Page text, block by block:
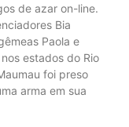
de azar on-line.
Bia
Paola e
estados do Rio
foi preso
arma em sua